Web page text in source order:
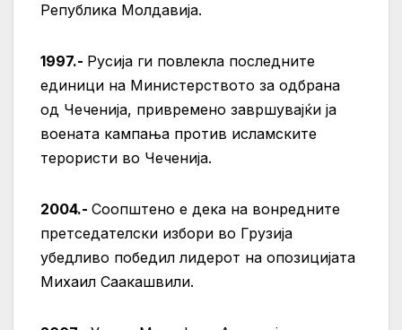
Република Молдавија.
1997.- Русија ги повлекла последните
единици на Министерството за одбрана
од Чеченија, привремено завршувајќи ја
воената кампања против исламските
терористи во Чеченија.
2004.- Соопштено е дека на вонредните
претседателски избори во Грузија
убедливо победил лидерот на опозицијата
Михаил Саакашвили.